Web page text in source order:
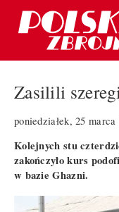
Zasilili
poniedziałek, 25 marca
Kolejnych stu
zakończyło kurs
w bazie Ghazni.